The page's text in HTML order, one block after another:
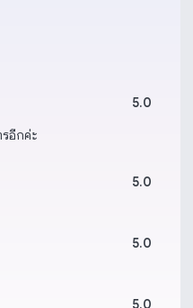
5.0
อีกค่ะ
5.0
5.0
5.0